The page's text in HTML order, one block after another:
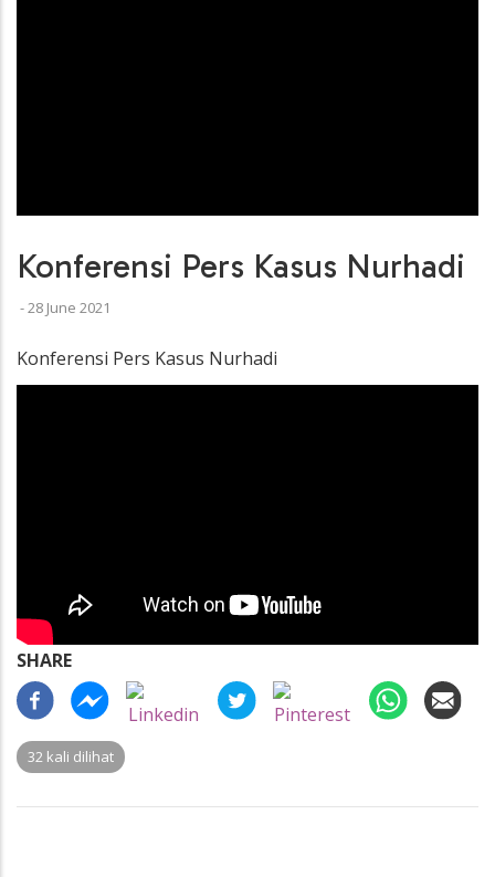
Konferensi Pers Kasus Nurhadi
-28 June 2021
Konferensi Pers Kasus Nurhadi
SHARE
32 kali dilihat